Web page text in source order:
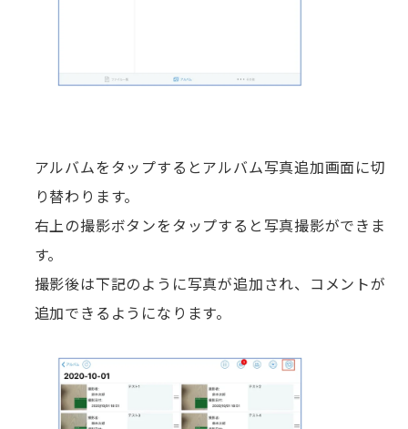
アルバムをタップするとアルバム写真追加画面に切
り替わります。
右上の撮影ボタンをタップすると写真撮影ができま
す。
撮影後は下記のように写真が追加され、コメントが
追加できるようになります。